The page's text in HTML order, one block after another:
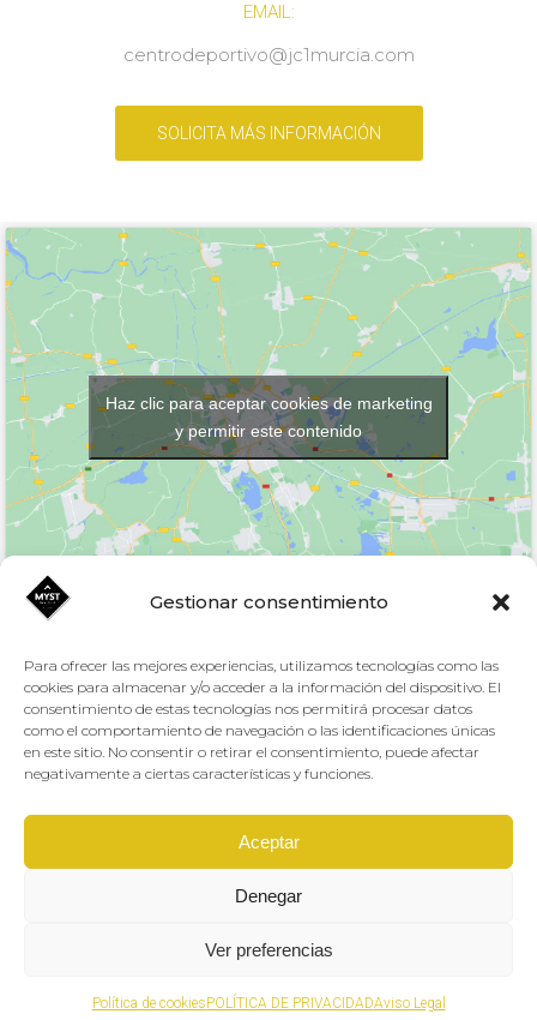
Gestionar consentimiento
Para ofrecer las mejores experiencias, utilizamos tecnologías como las
cookies para almacenar y/o acceder a la información del dispositivo. El
consentimiento de estas tecnologías nos permitirá procesar datos
como el comportamiento de navegación o las identificaciones únicas
en este sitio. No consentir o retirar el consentimiento, puede afectar
negativamente a ciertas características y funciones.
Aceptar
Denegar
Ver preferencias
Política de cookiesPOLÍTICA DE PRIVACIDADAviso Legal
EMAIL:
centrodeportivo@jc1murcia.com
SOLICITA MÁS INFORMACIÓN
Haz clic para aceptar cookies de marketing
y permitir este contenido
Aviso Legal y Protección de datos
Creado porAltafit
Murcia.
Política de Cookies
ENERGÉTICO EN LOS SECTORES SERVICIOS Y OTROS SECTORES PRODUCTIVOS, SECTOR
RESIDENCIAL, LAS ADMINISTRACIONES PÚBLICAS Y TERCER SECTOR Y APLICACIONES